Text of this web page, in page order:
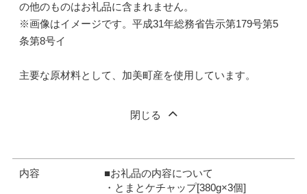
の他のものはお礼品に含まれません。
※画像はイメージです。平成31年総務省告示第179号第5
条第8号イ
主要な原材料として、加美町産を使用しています。
閉じる
内容
■お礼品の内容について
・とまとケチャップ[380g×3個]